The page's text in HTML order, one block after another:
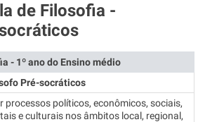
de Filosofia -
- 1º ano do Ensino médio
Pré-socráticos
processos políticos, econômicos, sociais,
e culturais nos âmbitos local, regional,